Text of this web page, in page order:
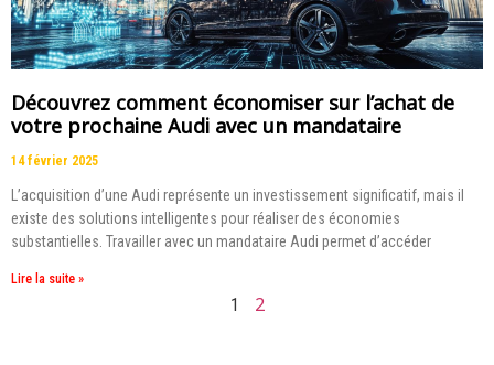
Découvrez comment économiser sur l’achat de
votre prochaine Audi avec un mandataire
14 février 2025
L’acquisition d’une Audi représente un investissement significatif, mais il
existe des solutions intelligentes pour réaliser des économies
substantielles. Travailler avec un mandataire Audi permet d’accéder
Lire la suite »
1 2